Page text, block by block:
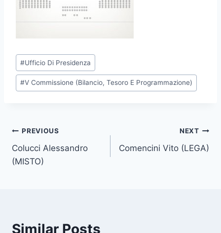
P
o
s
:
#Ufficio Di Presidenza
#V Commissione (Bilancio, Tesoro E Programmazione)
Post
navigation
PREVIOUS
Colucci Alessandro
(MISTO)
NEXT
Comencini Vito (LEGA)
Similar Posts